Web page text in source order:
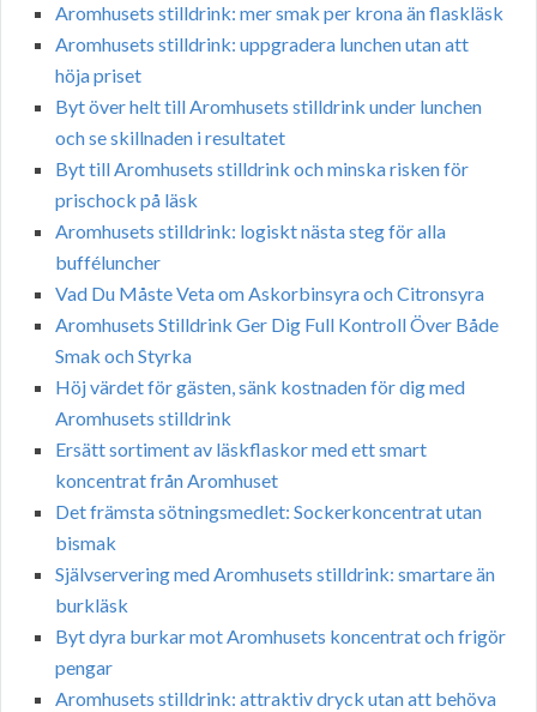
Aromhusets stilldrink: mer smak per krona än flaskläsk
Aromhusets stilldrink: uppgradera lunchen utan att
höja priset
Byt över helt till Aromhusets stilldrink under lunchen
och se skillnaden i resultatet
Byt till Aromhusets stilldrink och minska risken för
prischock på läsk
Aromhusets stilldrink: logiskt nästa steg för alla
bufféluncher
Vad Du Måste Veta om Askorbinsyra och Citronsyra
Aromhusets Stilldrink Ger Dig Full Kontroll Över Både
Smak och Styrka
Höj värdet för gästen, sänk kostnaden för dig med
Aromhusets stilldrink
Ersätt sortiment av läskflaskor med ett smart
koncentrat från Aromhuset
Det främsta sötningsmedlet: Sockerkoncentrat utan
bismak
Självservering med Aromhusets stilldrink: smartare än
burkläsk
Byt dyra burkar mot Aromhusets koncentrat och frigör
pengar
Aromhusets stilldrink: attraktiv dryck utan att behöva